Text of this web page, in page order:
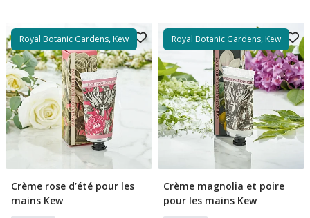
Royal Botanic Gardens, Kew
Ajouter Au Panier
Crème rose d’été pour les
mains Kew
Royal Botanic Gardens, Kew
Ajouter Au Panier
Crème magnolia et poire
pour les mains Kew